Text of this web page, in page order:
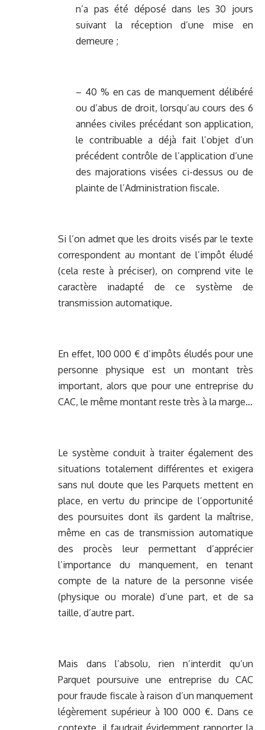
n’a pas été déposé dans les 30 jours
suivant la réception d’une mise en
demeure ;
– 40 % en cas de manquement délibéré
ou d’abus de droit, lorsqu’au cours des 6
années civiles précédant son application,
le contribuable a déjà fait l’objet d’un
précédent contrôle de l’application d’une
des majorations visées ci-dessus ou de
plainte de l’Administration fiscale.
Si l’on admet que les droits visés par le texte
correspondent au montant de l’impôt éludé
(cela reste à préciser), on comprend vite le
caractère inadapté de ce système de
transmission automatique.
En effet, 100 000 € d’impôts éludés pour une
personne physique est un montant très
important, alors que pour une entreprise du
CAC, le même montant reste très à la marge…
Le système conduit à traiter également des
situations totalement différentes et exigera
sans nul doute que les Parquets mettent en
place, en vertu du principe de l’opportunité
des poursuites dont ils gardent la maîtrise,
même en cas de transmission automatique
des procès leur permettant d’apprécier
l’importance du manquement, en tenant
compte de la nature de la personne visée
(physique ou morale) d’une part, et de sa
taille, d’autre part.
Mais dans l’absolu, rien n’interdit qu’un
Parquet poursuive une entreprise du CAC
pour fraude fiscale à raison d’un manquement
légèrement supérieur à 100 000 €. Dans ce